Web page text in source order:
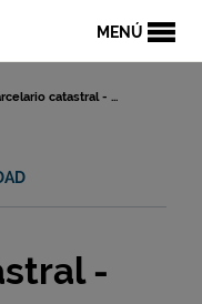
MENÚ
catastral - ...
-